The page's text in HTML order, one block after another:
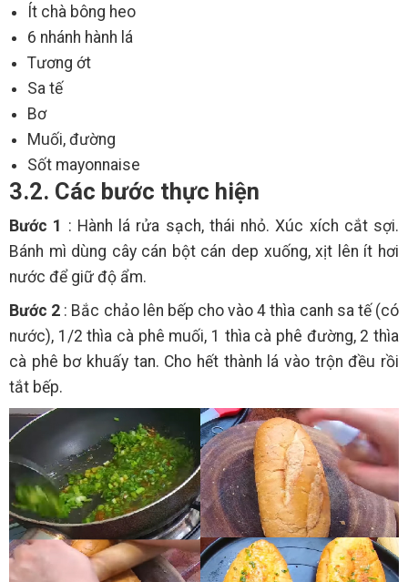
Ít chà bông heo
6 nhánh hành lá
Tương ớt
Sa tế
Bơ
Muối, đường
Sốt mayonnaise
3.2. Các bước thực hiện
Bước 1 : Hành lá rửa sạch, thái nhỏ. Xúc xích cắt sợi.
Bánh mì dùng cây cán bột cán dep xuống, xịt lên ít hơi
nước để giữ độ ẩm.
Bước 2 : Bắc chảo lên bếp cho vào 4 thìa canh sa tế (có
nước), 1/2 thìa cà phê muối, 1 thìa cà phê đường, 2 thìa
cà phê bơ khuấy tan. Cho hết thành lá vào trộn đều rồi
tắt bếp.